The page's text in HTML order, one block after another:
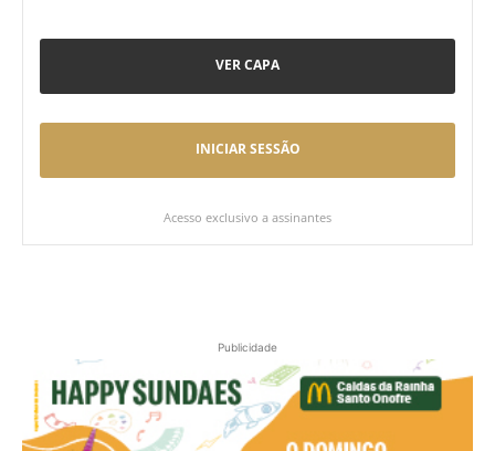
VER CAPA
INICIAR SESSÃO
Acesso exclusivo a assinantes
Publicidade